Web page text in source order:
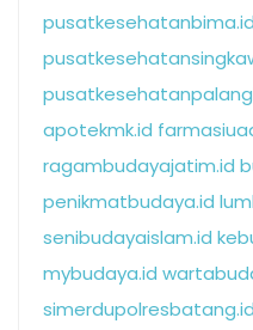
pusatkesehatanbima.id
apotekmk.id
ragambudayajatim.id
penikmatbudaya.id
senibudayaislam.id
mybudaya.id
simerdupolresbatang.id